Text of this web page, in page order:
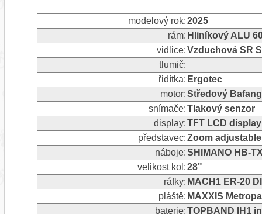
modelový rok:2025
rám: Hliníkový ALU
vidlice:Vzduchová SR
tlumič:
řidítka: Ergotec
motor:Středový
snímače:Tlakový senzor
display:TFT LCD
představec:Zoom adjustable
náboje:SHIMANO HB-
velikost kol:28"
ráfky: MACH1 ER-20
pláště: MAXXIS
baterie:TOPBAND IH1